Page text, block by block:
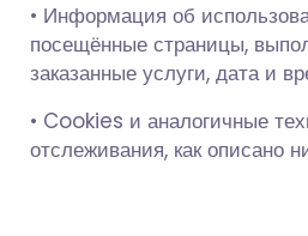
• Информация об
посещённые страницы,
заказанные услуги, дата и
• Cookies и аналогичные
отслеживания, как описано